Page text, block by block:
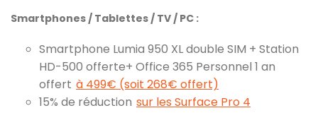
Smartphones / Tablettes / TV / PC :
Smartphone Lumia 950 XL double SIM + Station
HD-500 offerte+ Office 365 Personnel 1 an
offert à 499€ (soit 268€ offert)
15% de réduction sur les Surface Pro 4